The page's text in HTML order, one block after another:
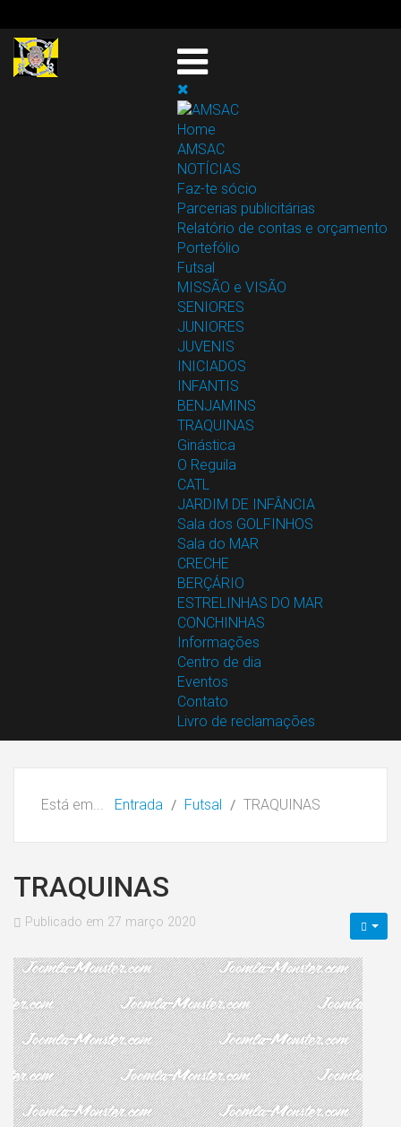
Home
AMSAC
NOTÍCIAS
Faz-te sócio
Parcerias publicitárias
Relatório de contas e orçamento
Portefólio
Futsal
MISSÃO e VISÃO
SENIORES
JUNIORES
JUVENIS
INICIADOS
INFANTIS
BENJAMINS
TRAQUINAS
Ginástica
O Reguila
CATL
JARDIM DE INFÂNCIA
Sala dos GOLFINHOS
Sala do MAR
CRECHE
BERÇÁRIO
ESTRELINHAS DO MAR
CONCHINHAS
Informações
Centro de dia
Eventos
Contato
Livro de reclamações
Está em... Entrada Futsal TRAQUINAS
TRAQUINAS
Publicado em 27 março 2020